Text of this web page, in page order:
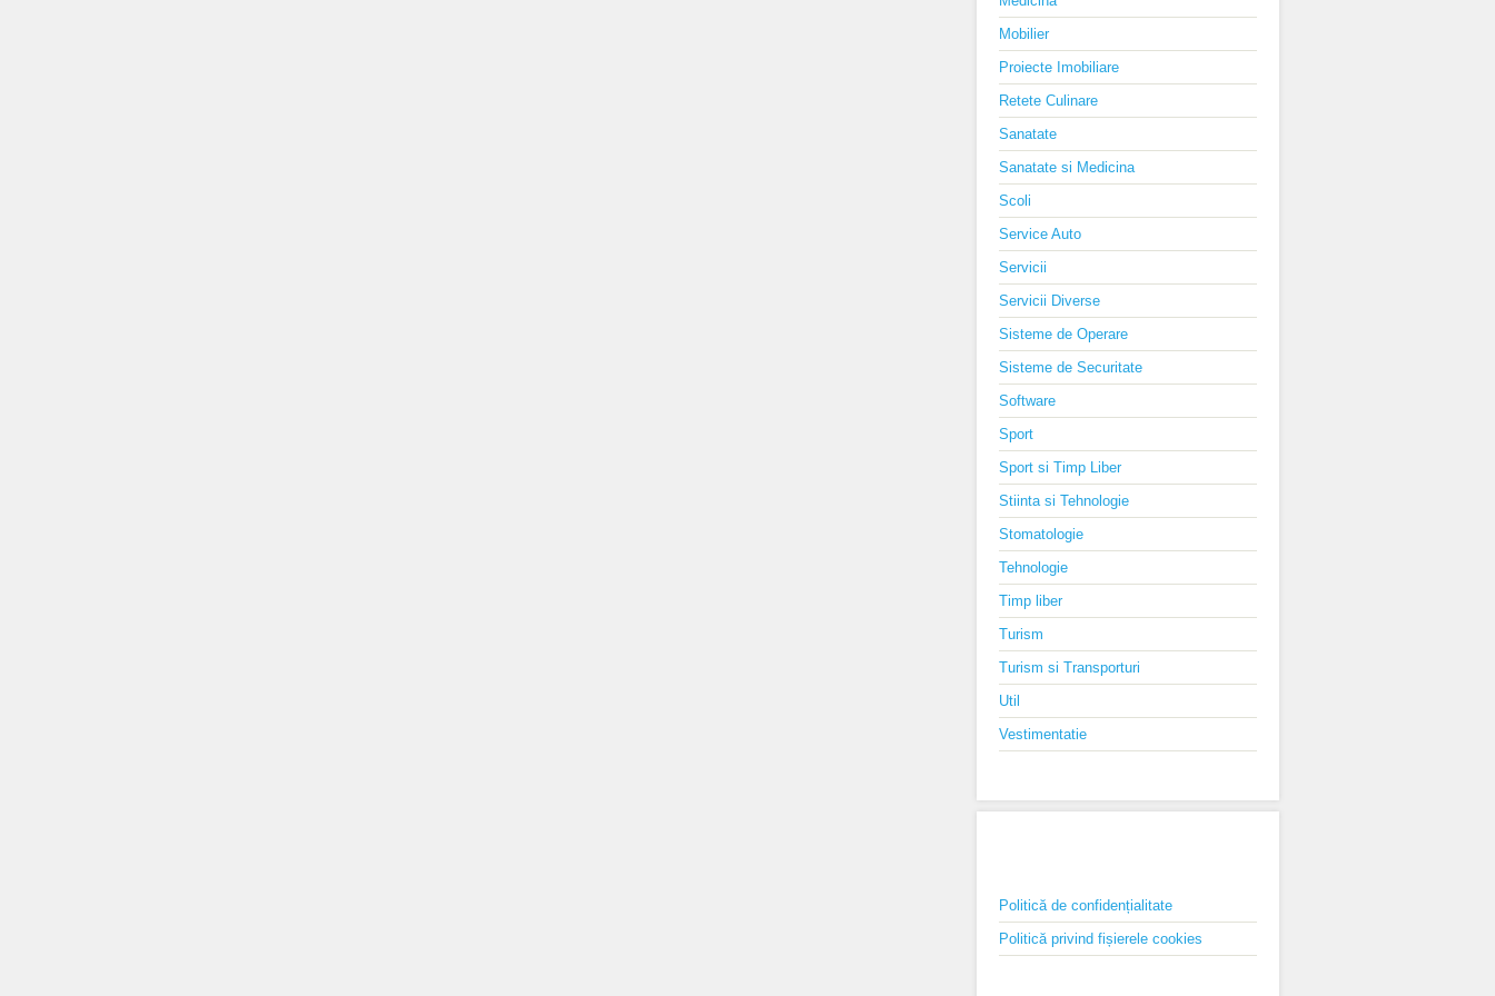
Mobilier
Proiecte Imobiliare
Retete Culinare
Sanatate
Sanatate si Medicina
Scoli
Service Auto
Servicii
Servicii Diverse
Sisteme de Operare
Sisteme de Securitate
Software
Sport
Sport si Timp Liber
Stiinta si Tehnologie
Stomatologie
Tehnologie
Timp liber
Turism
Turism si Transporturi
Util
Vestimentatie
Politică de confidențialitate
Politică privind fișierele cookies